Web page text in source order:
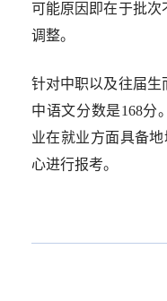
可能原因即在于批次
调整。
针对中职以及往届生
中语文分数是168分
业在就业方面具备
心进行报考。